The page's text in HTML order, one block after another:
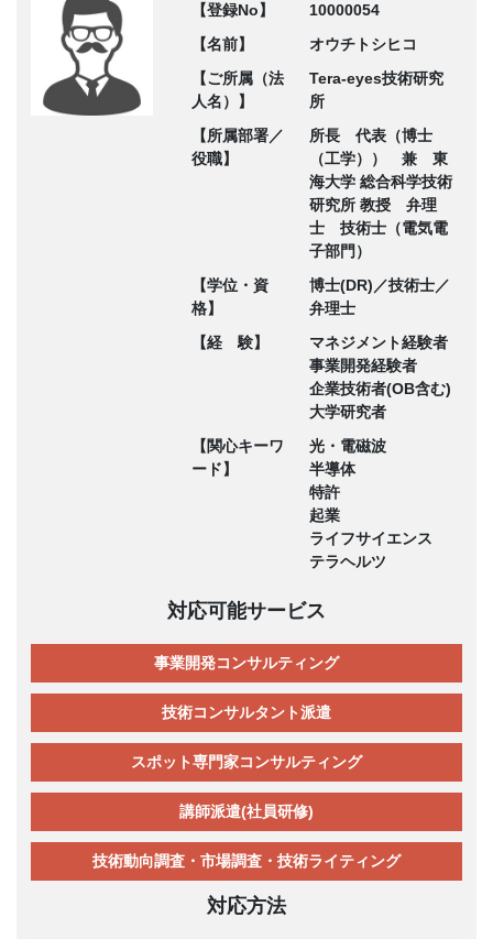
【登録No】
10000054
【名前】
オウチトシヒコ
【ご所属（法
人名）】
Tera-eyes技術研究
所
【所属部署／
役職】
所長 代表（博士
（工学）） 兼 東
海大学 総合科学技術
研究所 教授 弁理
士 技術士（電気電
子部門）
【学位・資
格】
博士(DR)／技術士／
弁理士
【経 験】
マネジメント経験者
事業開発経験者
企業技術者(OB含む)
大学研究者
【関心キーワ
ード】
光・電磁波
半導体
特許
起業
ライフサイエンス
テラヘルツ
対応可能サービス
事業開発コンサルティング
技術コンサルタント派遣
スポット専門家コンサルティング
講師派遣(社員研修)
技術動向調査・市場調査・技術ライティング
対応方法